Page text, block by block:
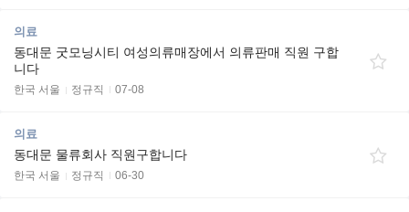
의료
동대문 굿모닝시티 여성의류매장에서 의류판매 직원 구합
니다
한국 서울 정규직 07-08
의료
동대문 물류회사 직원구합니다
한국 서울 정규직 06-30